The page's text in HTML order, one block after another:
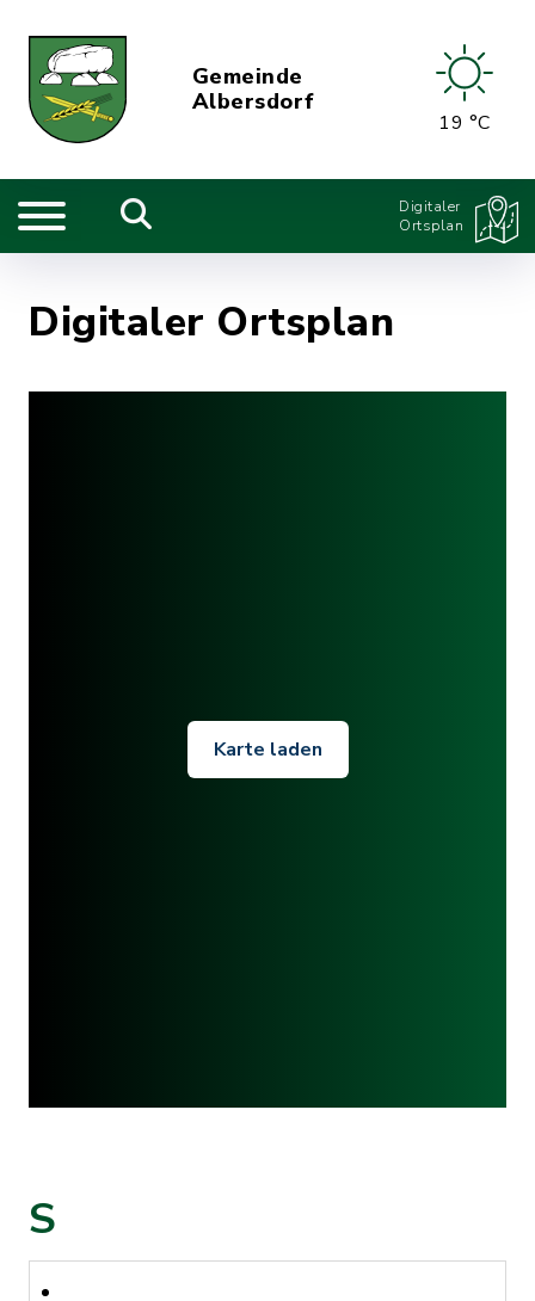
Gemeinde
Albersdorf
19 °C
Digitaler
Ortsplan
Digitaler Ortsplan
Karte laden
S